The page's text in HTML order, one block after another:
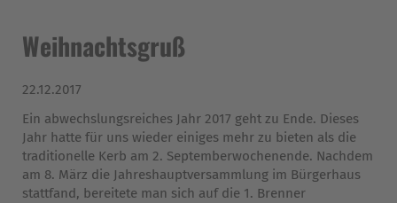
Weihnachtsgruß
22.12.2017
Ein abwechslungsreiches Jahr 2017 geht zu Ende. Dieses
Jahr hatte für uns wieder einiges mehr zu bieten als die
traditionelle Kerb am 2. Septemberwochenende. Nachdem
am 8. März die Jahreshauptversammlung im Bürgerhaus
stattfand, bereitete man sich auf die 1. Brenner